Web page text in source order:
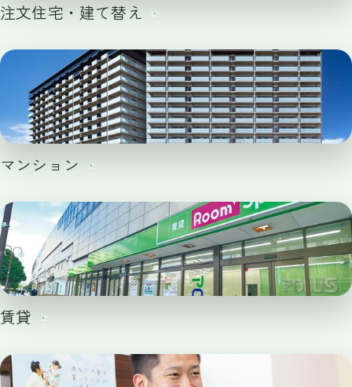
注文住宅・建て替え
マンション
賃貸